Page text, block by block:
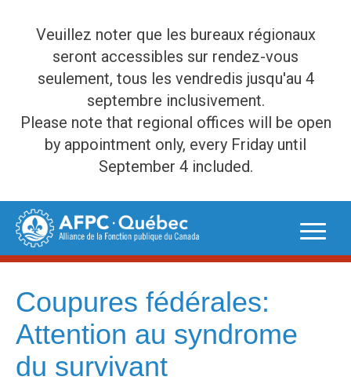
Veuillez noter que les bureaux régionaux
seront accessibles sur rendez-vous
seulement, tous les vendredis jusqu'au 4
septembre inclusivement.
Please note that regional offices will be open
by appointment only, every Friday until
September 4 included.
Skip
content
Coupures fédérales:
Attention au syndrome
du survivant